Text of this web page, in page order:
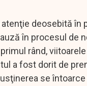
deosebită în
în procesul de
rând,
a fost dorit de
se